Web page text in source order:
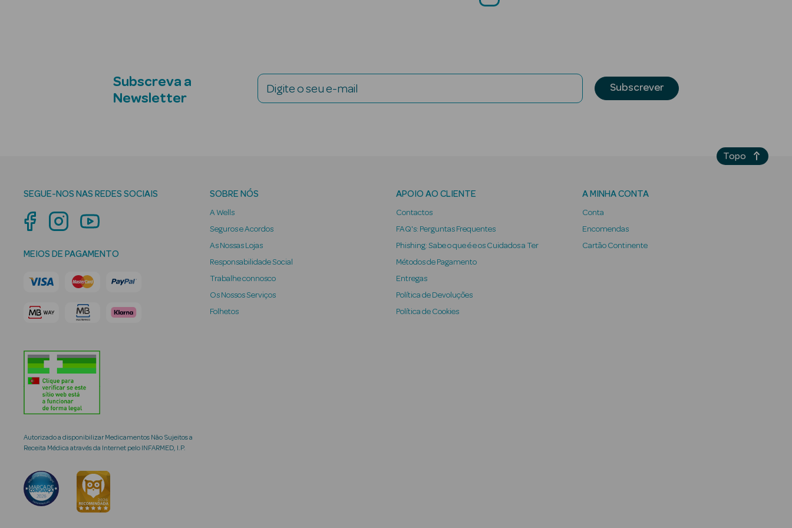
Subscreva a
Newsletter
Digite o seu e-mail Subscrever
SEGUE-NOS NAS REDES SOCIAIS
MEIOS DE PAGAMENTO
Autorizado a disponibilizar Medicamentos Não Sujeitos a
Receita Médica através da Internet pelo INFARMED, I.P.
SOBRE NÓS
A Wells
Seguros e Acordos
As Nossas Lojas
Responsabilidade Social
Trabalhe connosco
Os Nossos Serviços
Folhetos
APOIO AO CLIENTE
Contactos
FAQ's: Perguntas Frequentes
Phishing: Sabe o que é e os Cuidados a Ter
Métodos de Pagamento
Entregas
Política de Devoluções
Política de Cookies
A MINHA CONTA
Conta
Encomendas
Cartão Continente
Topo